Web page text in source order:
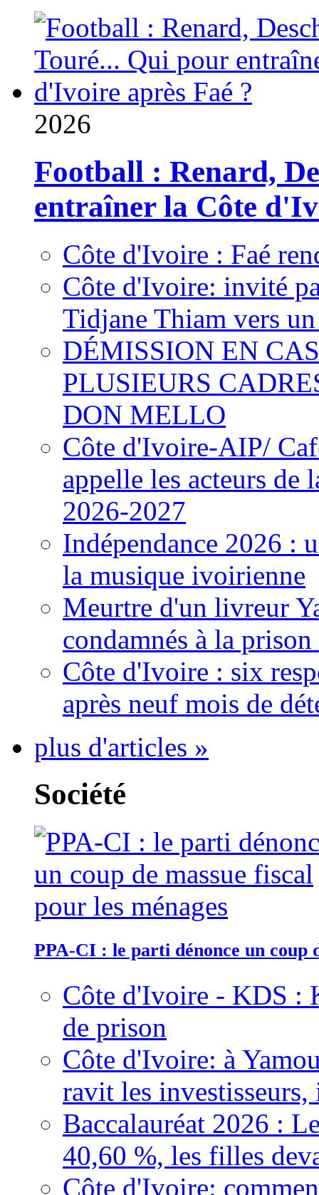
2026
Football : Renard,
entraîner la Côte
Côte d'Ivoire : Faé
Côte d'Ivoire: invité
Tidjane Thiam vers
DÉMISSION EN
PLUSIEURS
DON MELLO
Côte d'Ivoire-AIP/
appelle les acteurs de
2026-2027
Indépendance 2026 :
la musique ivoirienne
Meurtre d'un livreur
condamnés à la
Côte d'Ivoire : six
après neuf mois de
plus d'articles »
Société
PPA-CI : le parti dénonce un coup
Côte d'Ivoire - KDS :
de prison
Côte d'Ivoire: à
ravit les
Baccalauréat 2026 :
40,60 %, les filles
Côte d'Ivoire: